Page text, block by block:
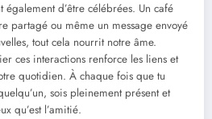
également d’être célébrées. Un café
partagé ou même un message envoyé
tout cela nourrit notre âme.
ces interactions renforce les liens et
quotidien. À chaque fois que tu
sois pleinement présent et
qu’est l’amitié.